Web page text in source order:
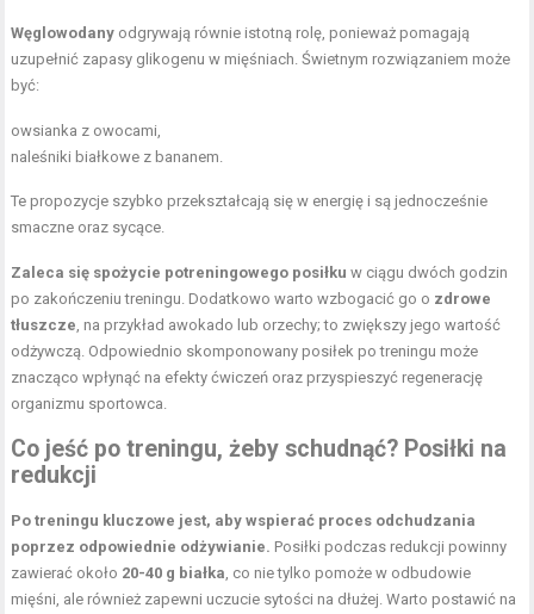
Węglowodany odgrywają równie istotną rolę, ponieważ pomagają
uzupełnić zapasy glikogenu w mięśniach. Świetnym rozwiązaniem może
być:
owsianka z owocami,
naleśniki białkowe z bananem.
Te propozycje szybko przekształcają się w energię i są jednocześnie
smaczne oraz sycące.
Zaleca się spożycie potreningowego posiłku w ciągu dwóch godzin
po zakończeniu treningu. Dodatkowo warto wzbogacić go o zdrowe
tłuszcze, na przykład awokado lub orzechy; to zwiększy jego wartość
odżywczą. Odpowiednio skomponowany posiłek po treningu może
znacząco wpłynąć na efekty ćwiczeń oraz przyspieszyć regenerację
organizmu sportowca.
Co jeść po treningu, żeby schudnąć? Posiłki na
redukcji
Po treningu kluczowe jest, aby wspierać proces odchudzania
poprzez odpowiednie odżywianie. Posiłki podczas redukcji powinny
zawierać około 20-40 g białka, co nie tylko pomoże w odbudowie
mięśni, ale również zapewni uczucie sytości na dłużej. Warto postawić na